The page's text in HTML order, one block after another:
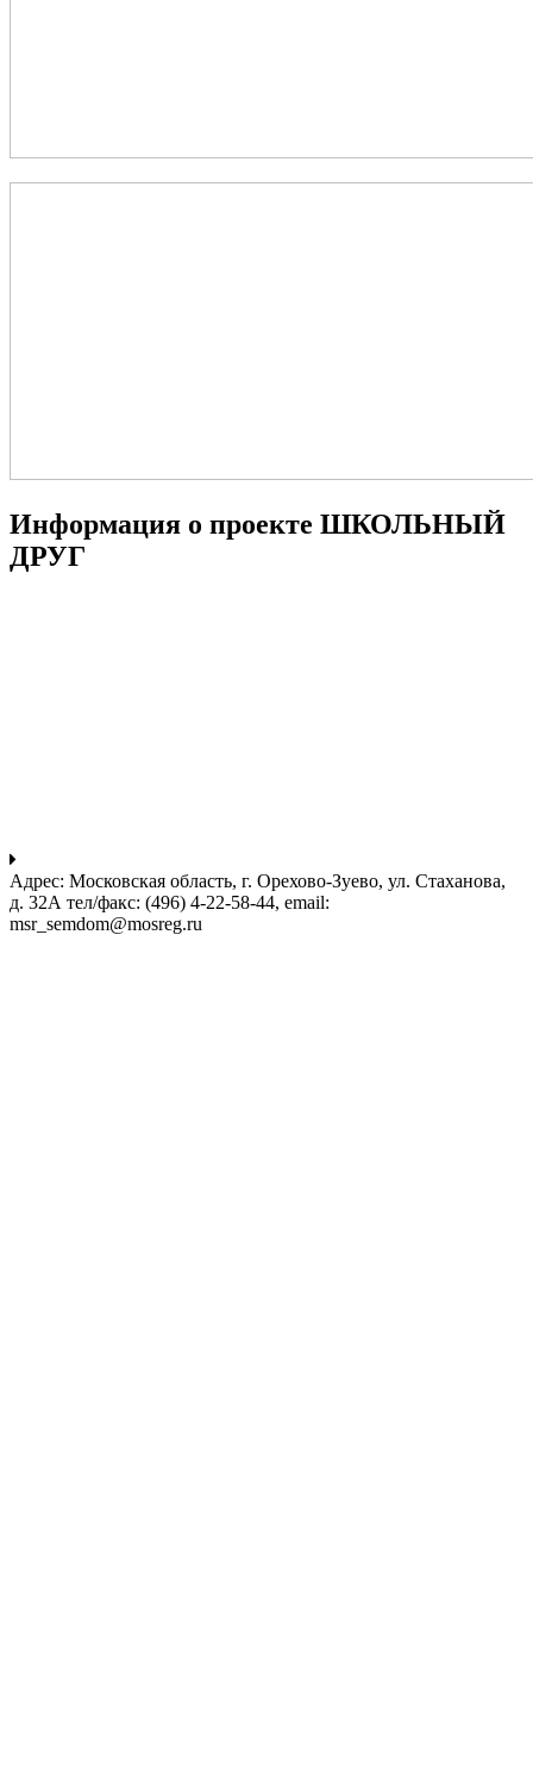
Информация о проекте ШКОЛЬНЫЙ
ДРУГ
Адрес: Московская область, г. Орехово-Зуево, ул. Стаханова,
д. 32А тел/факс: (496) 4-22-58-44, email:
msr_semdom@mosreg.ru